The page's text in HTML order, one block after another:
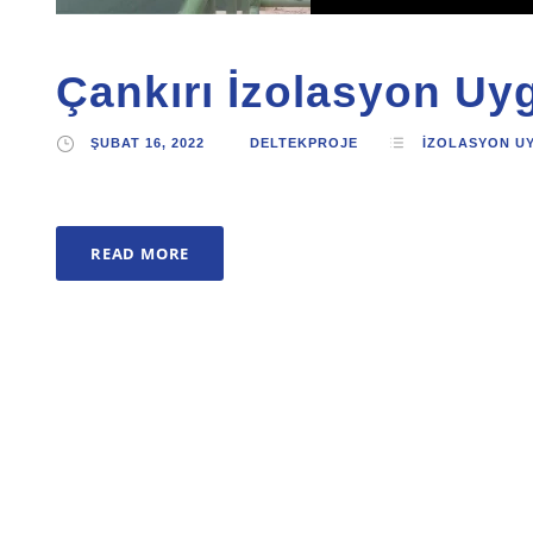
Çankırı İzolasyon
ŞUBAT 16, 2022 DELTEKPROJE İZOLASYON
READ MORE